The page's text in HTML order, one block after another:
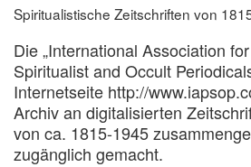
Spiritualistische Zeitschriften von
Die „International Association
Spiritualist and Occult
Internetseite http://
Archiv an digitalisierten
von ca. 1815-1945
zugänglich gemacht.